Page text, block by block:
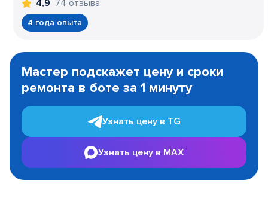
4,9 74 отзыва
4 года опыта
1
Мастер подскажет цену и сроки
ремонта в боте за 1 минуту
Узнать цену в TG
Узнать цену в MAX